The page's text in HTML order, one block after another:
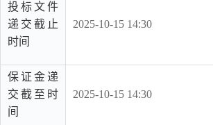
投标文件
递交截止
时间
2025-10-15 14:30
保证金递
交截至时
间
2025-10-15 14:30